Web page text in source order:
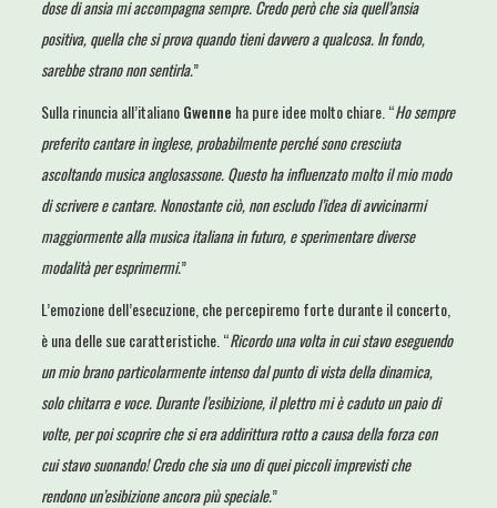
dose di ansia mi accompagna sempre. Credo però che sia quell’ansia
positiva, quella che si prova quando tieni davvero a qualcosa. In fondo,
sarebbe strano non sentirla.”
Sulla rinuncia all’italianoGwenne ha pure idee molto chiare. “Ho sempre
preferito cantare in inglese, probabilmente perché sono cresciuta
ascoltando musica anglosassone. Questo ha influenzato molto il mio modo
di scrivere e cantare. Nonostante ciò, non escludo l’idea di avvicinarmi
maggiormente alla musica italiana in futuro, e sperimentare diverse
modalità per esprimermi.”
L’emozione dell’esecuzione, che percepiremo forte durante il concerto,
è una delle sue caratteristiche. “Ricordo una volta in cui stavo eseguendo
un mio brano particolarmente intenso dal punto di vista della dinamica,
solo chitarra e voce. Durante l’esibizione, il plettro mi è caduto un paio di
volte, per poi scoprire che si era addirittura rotto a causa della forza con
cui stavo suonando! Credo che sia uno di quei piccoli imprevisti che
rendono un’esibizione ancora più speciale.”